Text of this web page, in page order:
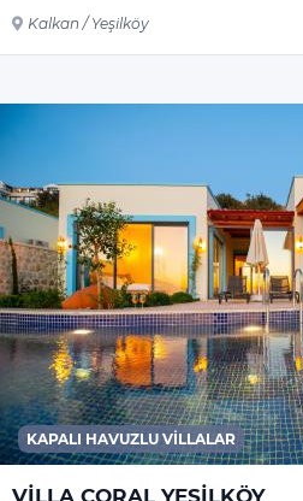
Kalkan / Yeşilköy
KAPALI HAVUZLU VILLALAR